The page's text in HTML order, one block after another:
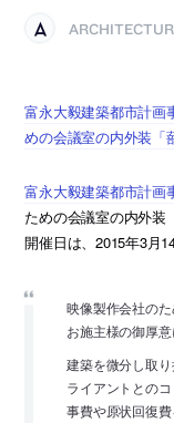
富永大毅建築都市計画
めの会議室の内外装「
富永大毅建築都市計画
ための会議室の内外装
開催日は、2015年3月14
映像製作会社のた
お施主様の御厚
建築を微分し取
ライアントとの
事費や原状回復